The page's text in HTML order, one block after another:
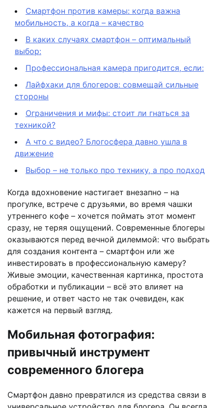
Смартфон против камеры: когда важна
мобильность, а когда – качество
В каких случаях смартфон – оптимальный
выбор:
Профессиональная камера пригодится, если:
Лайфхаки для блогеров: совмещай сильные
стороны
Ограничения и мифы: стоит ли гнаться за
техникой?
А что с видео? Блогосфера давно ушла в
движение
Выбор – не только про технику, а про подход
Когда вдохновение настигает внезапно – на
прогулке, встрече с друзьями, во время чашки
утреннего кофе – хочется поймать этот момент
сразу, не теряя ощущений. Современные блогеры
оказываются перед вечной дилеммой: что выбрать
для создания контента – смартфон или же
инвестировать в профессиональную камеру?
Живые эмоции, качественная картинка, простота
обработки и публикации – всё это влияет на
решение, и ответ часто не так очевиден, как
кажется на первый взгляд.
Мобильная фотография:
привычный инструмент
современного блогера
Смартфон давно превратился из средства связи в